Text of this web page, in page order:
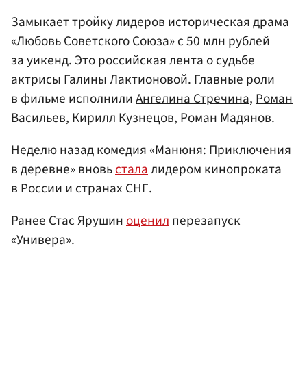
Замыкает тройку лидеров историческая драма
«Любовь Советского Союза» с 50 млн рублей
за уикенд. Это российская лента о судьбе
актрисы Галины Лактионовой. Главные роли
в фильме исполнилиАнгелина Стречина,Роман
Васильев,Кирилл Кузнецов,Роман Мадянов.
Неделю назад комедия «Манюня: Приключения
в деревне» вновьсталалидером кинопроката
в России и странах СНГ.
Ранее Стас Ярушиноценилперезапуск
«Универа».